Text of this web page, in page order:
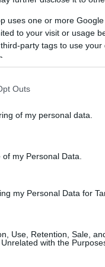
uses one or more
to your visit or usage
party tags to use
Outs
of my personal data.
my Personal Data.
my Personal Data for
Use, Retention, Sale,
with the
igazolt a Bicske
Nyugati csoport
Bicske új igazolást
A BICSKE